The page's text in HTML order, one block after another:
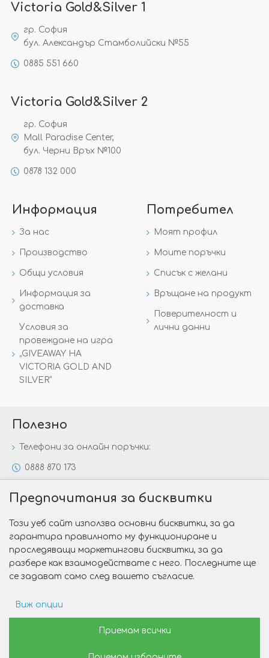
Victoria Gold&Silver 1
гр. София
бул. Александър Стамболийски №55
0885 551 660
Victoria Gold&Silver 2
гр. София
Mall Paradise Center,
бул. Черни Връх №100
0878 132 000
Информация
За нас
Производство
Общи условия
Информация за
доставка
Условия за
провеждане на игра
„GIVEAWAY НА
VICTORIA GOLD AND
SILVER“
Потребител
Моят профил
Моите поръчки
Списък с желани
Връщане на продукт
Поверителност и
лични данни
Полезно
Телефони за онлайн поръчки:
0888 870 173
Специални предложения
Защо да изберете Victoria Gold&Silver?
Как да изберем годежен пръстен?
Изработка на сайт от Web R Solution®
Предпочитания за бисквитки
Този уеб сайт използва основни бисквитки, за да
гарантира правилното му функциониране и
проследяващи маркетингови бисквитки, за да
разбере как взаимодействате с него. Последните ще
се задават само след вашето съгласие.
Виж опции
Рекламни предпочитанияПриемам всички